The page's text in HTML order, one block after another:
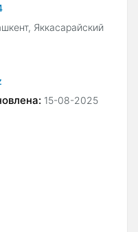
Яккасарайский
15-08-2025